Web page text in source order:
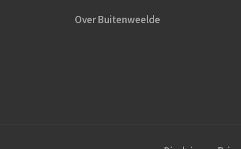
Over Buitenweelde